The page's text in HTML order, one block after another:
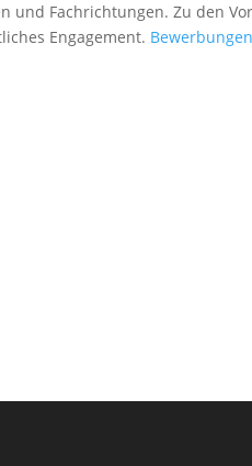
und Fachrichtungen. Zu den
Engagement. Bewerbungen